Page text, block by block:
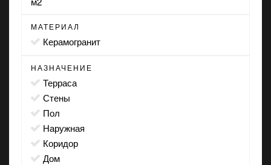
МАТЕРИАЛ
Керамогранит
НАЗНАЧЕНИЕ
терраса
стены
пол
наружная
коридор
дом